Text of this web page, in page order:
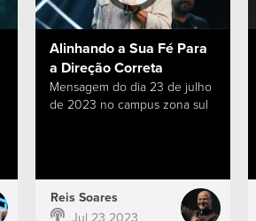
Alinhando a Sua Fé Para
a Direção Correta
Mensagem do dia 23 de julho
de 2023 no campus zona sul
Reis Soares
Jul 23 2023